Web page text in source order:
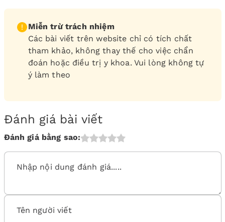
Miễn trừ trách nhiệm
Các bài viết trên website chỉ có tích chất
tham khảo, không thay thế cho việc chẩn
đoán hoặc điều trị y khoa. Vui lòng không tự
ý làm theo
Đánh giá bài viết
Đánh giá bằng sao: